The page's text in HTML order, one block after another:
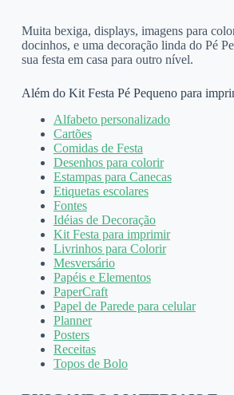
Muita bexiga, displays, imagens para
docinhos, e uma decoração linda do Pé
sua festa em casa para outro nível.
Além do Kit Festa Pé Pequeno para
Alfabeto personalizado
Cartões
Comidas de Festa
Desenhos para colorir
Estampas para Canecas
Etiquetas escolares
Fontes
Idéias de Decoração
Kit Festa para imprimir
Livrinhos para Colorir
Mesversário
Papéis e Elementos
PaperCraft
Papel de Parede para celular
Planner
Posters
Receitas
Topos de Bolo